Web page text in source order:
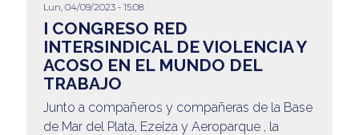
Lun, 04/09/2023 - 15:08
I CONGRESO RED
INTERSINDICAL DE VIOLENCIA Y
ACOSO EN EL MUNDO DEL
TRABAJO
Junto a compañeros y compañeras de la Base
de Mar del Plata, Ezeiza y Aeroparque , la